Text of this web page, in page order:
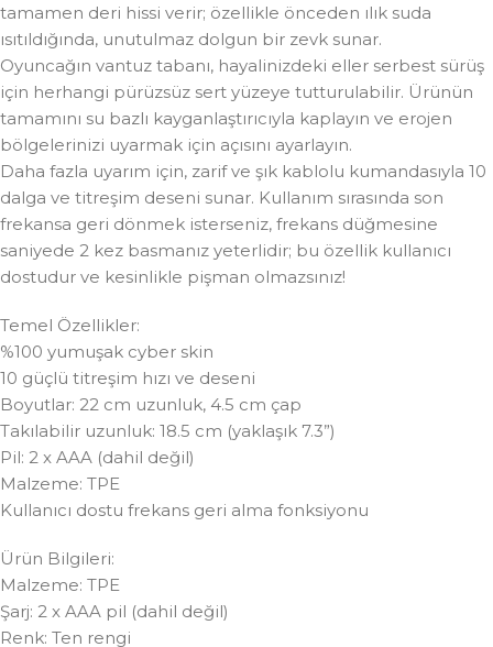
tamamen deri hissi verir; özellikle önceden ılık suda
ısıtıldığında, unutulmaz dolgun bir zevk sunar.
Oyuncağın vantuz tabanı, hayalinizdeki eller serbest sürüş
için herhangi pürüzsüz sert yüzeye tutturulabilir. Ürünün
tamamını su bazlı kayganlaştırıcıyla kaplayın ve erojen
bölgelerinizi uyarmak için açısını ayarlayın.
Daha fazla uyarım için, zarif ve şık kablolu kumandasıyla 10
dalga ve titreşim deseni sunar. Kullanım sırasında son
frekansa geri dönmek isterseniz, frekans düğmesine
saniyede 2 kez basmanız yeterlidir; bu özellik kullanıcı
dostudur ve kesinlikle pişman olmazsınız!
Temel Özellikler:
%100 yumuşak cyber skin
10 güçlü titreşim hızı ve deseni
Boyutlar: 22 cm uzunluk, 4.5 cm çap
Takılabilir uzunluk: 18.5 cm (yaklaşık 7.3”)
Pil: 2 x AAA (dahil değil)
Malzeme: TPE
Kullanıcı dostu frekans geri alma fonksiyonu
Ürün Bilgileri:
Malzeme: TPE
Şarj: 2 x AAA pil (dahil değil)
Renk: Ten rengi